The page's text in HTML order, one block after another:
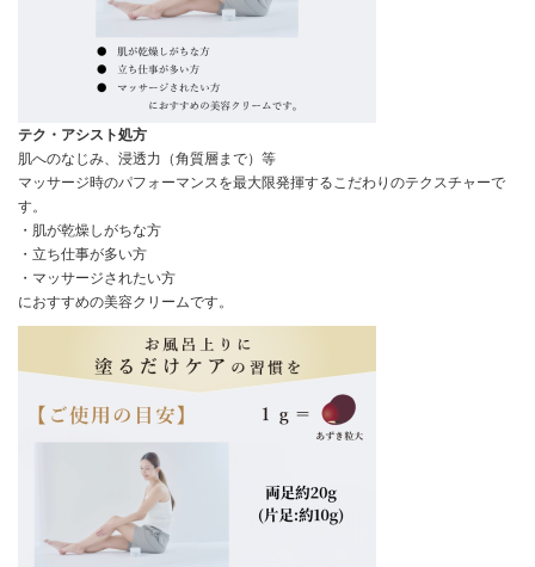
テク・アシスト処方
肌へのなじみ、浸透力（角質層まで）等
マッサージ時のパフォーマンスを最大限発揮するこだわりのテクスチャーで
す。
・肌が乾燥しがちな方
・立ち仕事が多い方
・マッサージされたい方
におすすめの美容クリームです。